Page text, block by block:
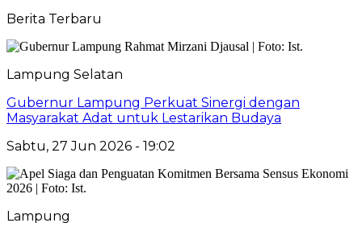
Berita Terbaru
Lampung Selatan
Gubernur Lampung Perkuat Sinergi dengan
Masyarakat Adat untuk Lestarikan Budaya
Sabtu, 27 Jun 2026 - 19:02
Lampung